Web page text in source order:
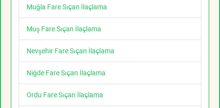
Muğla Fare Sıçan İlaçlama
Muş Fare Sıçan İlaçlama
Nevşehir Fare Sıçan İlaçlama
Niğde Fare Sıçan İlaçlama
Ordu Fare Sıçan İlaçlama